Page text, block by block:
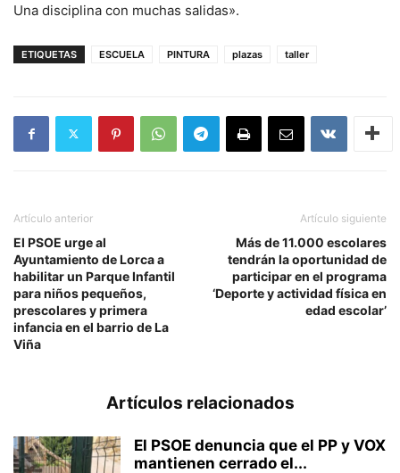
Una disciplina con muchas salidas».
ETIQUETAS ESCUELA PINTURA plazas taller
Artículo anterior
El PSOE urge al
Ayuntamiento de Lorca a
habilitar un Parque Infantil
para niños pequeños,
prescolares y primera
infancia en el barrio de La
Viña
Artículo siguiente
Más de 11.000 escolares
tendrán la oportunidad de
participar en el programa
‘Deporte y actividad física en
edad escolar’
Artículos relacionados
El PSOE denuncia que el PP y VOX
mantienen cerrado el...